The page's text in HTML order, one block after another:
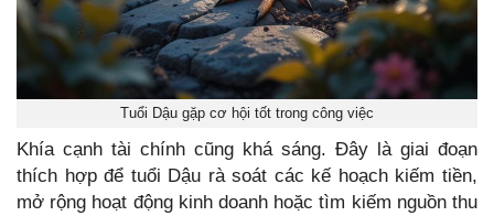
Tuổi Dậu gặp cơ hội tốt trong công việc
Khía cạnh tài chính cũng khá sáng. Đây là giai đoạn
thích hợp để tuổi Dậu rà soát các kế hoạch kiếm tiền,
mở rộng hoạt động kinh doanh hoặc tìm kiếm nguồn thu